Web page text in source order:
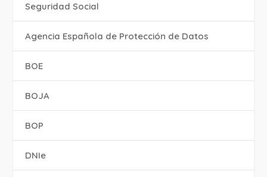
Seguridad Social
Agencia Española de Protección de Datos
BOE
BOJA
BOP
DNIe